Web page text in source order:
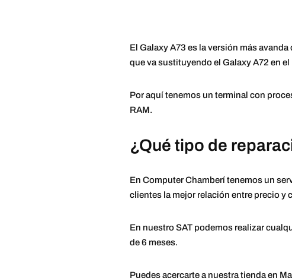
El Galaxy A73 es la versión más
que va sustituyendo el Galaxy A72 en
Por aquí tenemos un terminal con
RAM.
¿Qué tipo de
En Computer Chamberí tenemos un
clientes la mejor relación entre precio y
En nuestro SAT podemos realizar
de 6 meses.
Puedes acercarte a nuestra tienda en